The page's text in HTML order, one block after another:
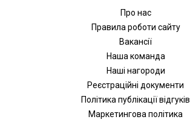
Про нас
Правила роботи сайту
Вакансії
Наша команда
Наші нагороди
Реєстраційні документи
Політика публікації відгуків
Маркетингова політика